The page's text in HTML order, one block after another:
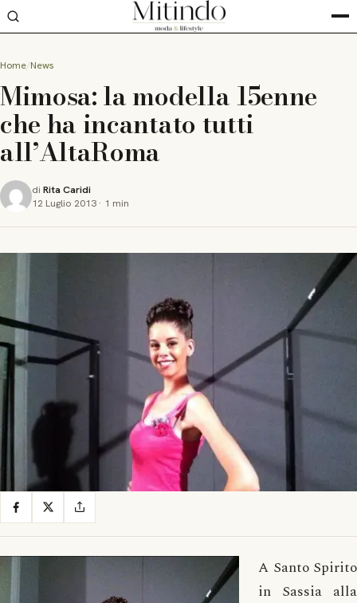
Home News
Mimosa: la modella 15enne
che ha incantato tutti
all’AltaRoma
di Rita Caridi
12 Luglio 2013 · 1 min
A Santo Spirito
in Sassia alla